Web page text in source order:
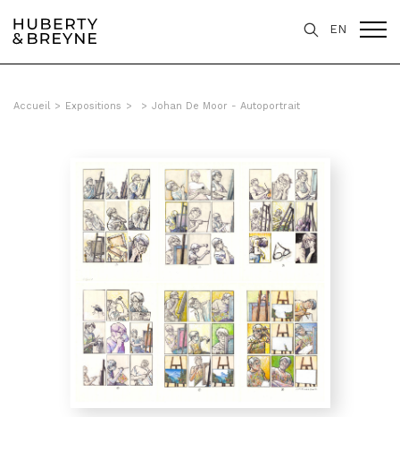
EN
Accueil > Expositions > > Johan De Moor - Autoportrait